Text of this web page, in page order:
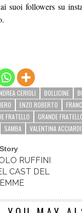
suoi followers su
CERIOLI BOLLICINE
ENZO ROBERTO
FRATELLO GRANDE
SAMBA VALENTINA ACCIARDI
RUFFINI
CAST DEL
FILM DI SALEMME‏